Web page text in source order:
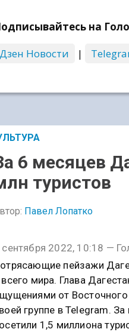
на
Дзен Новости
|
6 месяцев
туристов
Павел Лопатко
сентября 2022, 10:18 —
пейзажи
всего мира. Глава
от
группе в Telegram.
1,5 миллиона